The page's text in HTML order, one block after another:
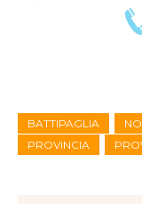
BATTIPAGLIA
PROVINCIA